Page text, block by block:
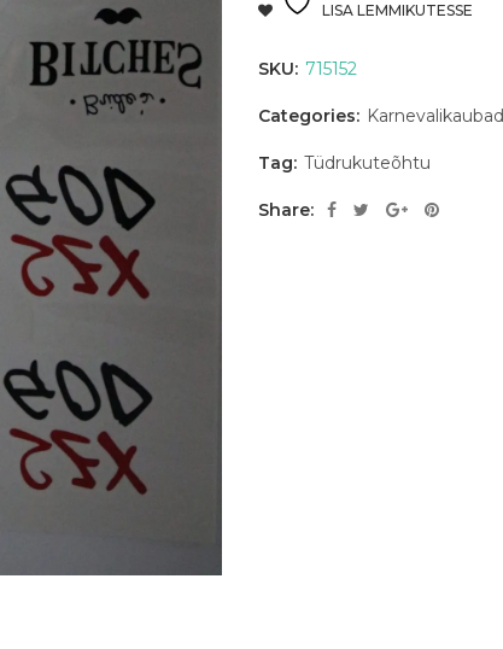
LISA LEMMIKUTESSE
SKU: 715152
Categories: Karnevalikaubad
Tag: Tüdrukuteõhtu
Share: